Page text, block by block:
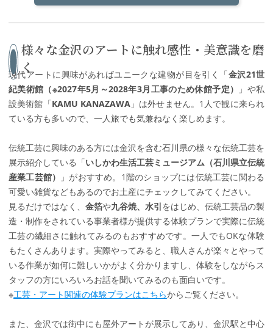
様々な金沢のアートに触れ感性・美意識を磨
く
現代アートに興味があればユニークな建物が目を引く「金沢21世
紀美術館（※2027年5月～2028年3月工事のため休館予定）
」や私
設美術館「KAMU KANAZAWA」は外せません。1人で観に来られ
ている方も多いので、一人旅でも気兼ねなく楽しめます。
伝統工芸に興味のある方には金沢を含む石川県の様々な伝統工芸を
展示紹介している「いしかわ生活工芸ミュージアム（石川県立伝統
産業工芸館）
」がおすすめ。1階のショップには伝統工芸に関わる
可愛い雑貨などもあるのでお土産にチェックしてみてください。
見るだけではなく、 金箔や九谷焼、水引をはじめ、伝統工芸品の製
造・制作をされている事業者様が提供する体験プランで実際に伝統
工芸の繊細さに触れてみるのもおすすめです。一人でもOKな体験
もたくさんあります。実際やってみると、職人さんが楽々とやって
いる作業が如何に難しいかがよく分かりますし、体験をしながらス
タッフの方にいろいろお話を聞いてみるのも面白いです。
※工芸・アート関連の体験プランはこちらからご覧ください。
また、金沢では街中にも屋外アートが展示してあり、金沢駅と中心